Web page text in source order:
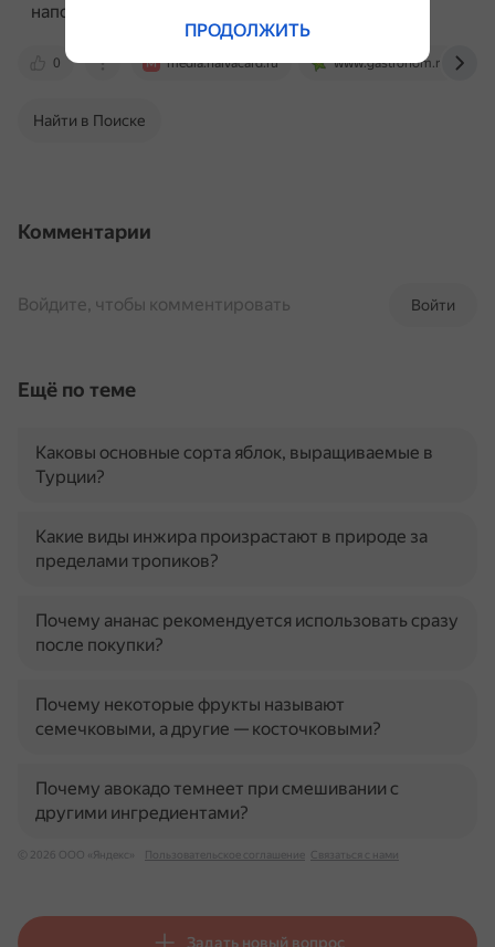
напоминающая яблоко.
0 media.halvacard.ru www.gastronom.ru
Найти в Поиске
Комментарии
Войти
Войдите, чтобы комментировать
Ещё по теме
Каковы основные сорта яблок, выращиваемые в
Турции?
Какие виды инжира произрастают в природе за
пределами тропиков?
Почему ананас рекомендуется использовать сразу
после покупки?
Почему некоторые фрукты называют
семечковыми, а другие — косточковыми?
Почему авокадо темнеет при смешивании с
другими ингредиентами?
© 2026 ООО «Яндекс» Пользовательское соглашение Связаться с нами
Задать новый вопрос
ПРОДОЛЖИТЬ